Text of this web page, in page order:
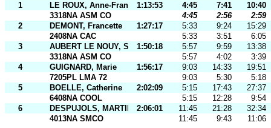
1 LE ROUX, Anne-Francoise1:13:53 4:45 7:41
10:40
3318NA ASM CO
4:45 2:56
2:59
2
DEMONT, Francette 1:27:17 5:33 9:24
15:29
2408NA CAC
5:33 3:51
6:05
3
AUBERT LE NOUY, Sylvie1:50:18 5:57 9:59
13:38
3318NA ASM CO
5:57 4:02
3:39
4
GUIGNARD, Marie 1:56:17 9:03 14:33
19:51
7205PL LMA 72
9:03 5:30
5:18
5
BOELLE, Catherine 2:02:09 5:15 17:43
27:37
6408NA COOL
5:15 12:28
9:54
6
DESPUJOLS, MARTINE2:06:01 11:45 21:28
32:34
4013NA SMCO
11:45 9:43 11:06